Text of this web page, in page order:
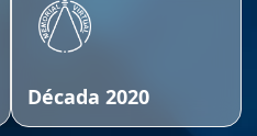
Década 2020